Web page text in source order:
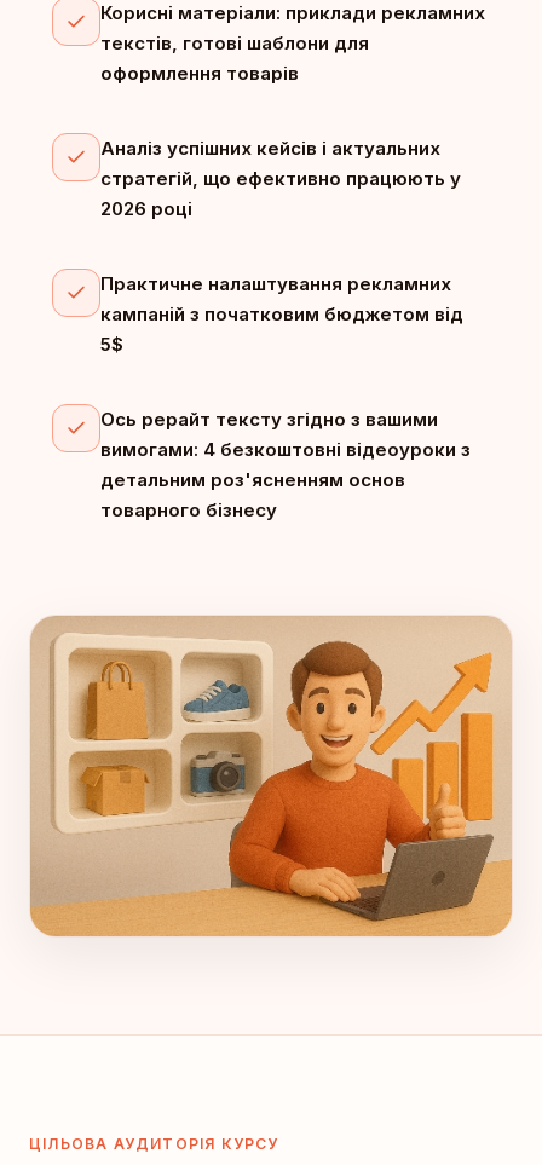
Корисні матеріали: приклади рекламних
текстів, готові шаблони для
оформлення товарів
Аналіз успішних кейсів і актуальних
стратегій, що ефективно працюють у
2026 році
Практичне налаштування рекламних
кампаній з початковим бюджетом від
5$
Ось рерайт тексту згідно з вашими
вимогами: 4 безкоштовні відеоуроки з
детальним роз'ясненням основ
товарного бізнесу
ЦІЛЬОВА АУДИТОРІЯ КУРСУ